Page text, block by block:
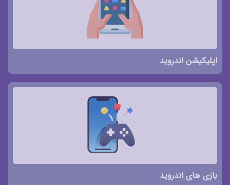
اپلیکیشن اندروید
بازی های اندروید